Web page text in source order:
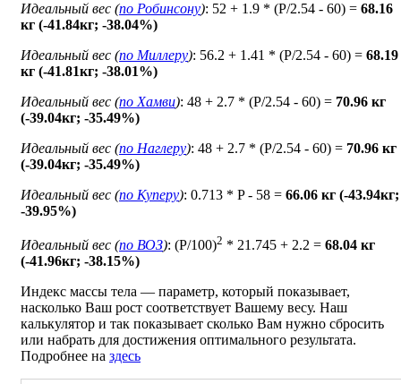
Идеальный вес (по Робинсону): 52 + 1.9 * (P/2.54 - 60) = 68.16
кг (-41.84кг; -38.04%)
Идеальный вес (по Миллеру): 56.2 + 1.41 * (P/2.54 - 60) = 68.19
кг (-41.81кг; -38.01%)
Идеальный вес (по Хамви): 48 + 2.7 * (P/2.54 - 60) = 70.96 кг
(-39.04кг; -35.49%)
Идеальный вес (по Наглеру): 48 + 2.7 * (P/2.54 - 60) = 70.96 кг
(-39.04кг; -35.49%)
Идеальный вес (по Куперу): 0.713 * P - 58 = 66.06 кг (-43.94кг;
-39.95%)
Идеальный вес (по ВОЗ): (P/100)2 * 21.745 + 2.2 = 68.04 кг
(-41.96кг; -38.15%)
Индекс массы тела — параметр, который показывает,
насколько Ваш рост соответствует Вашему весу. Наш
калькулятор и так показывает сколько Вам нужно сбросить
или набрать для достижения оптимального результата.
Подробнее на здесь